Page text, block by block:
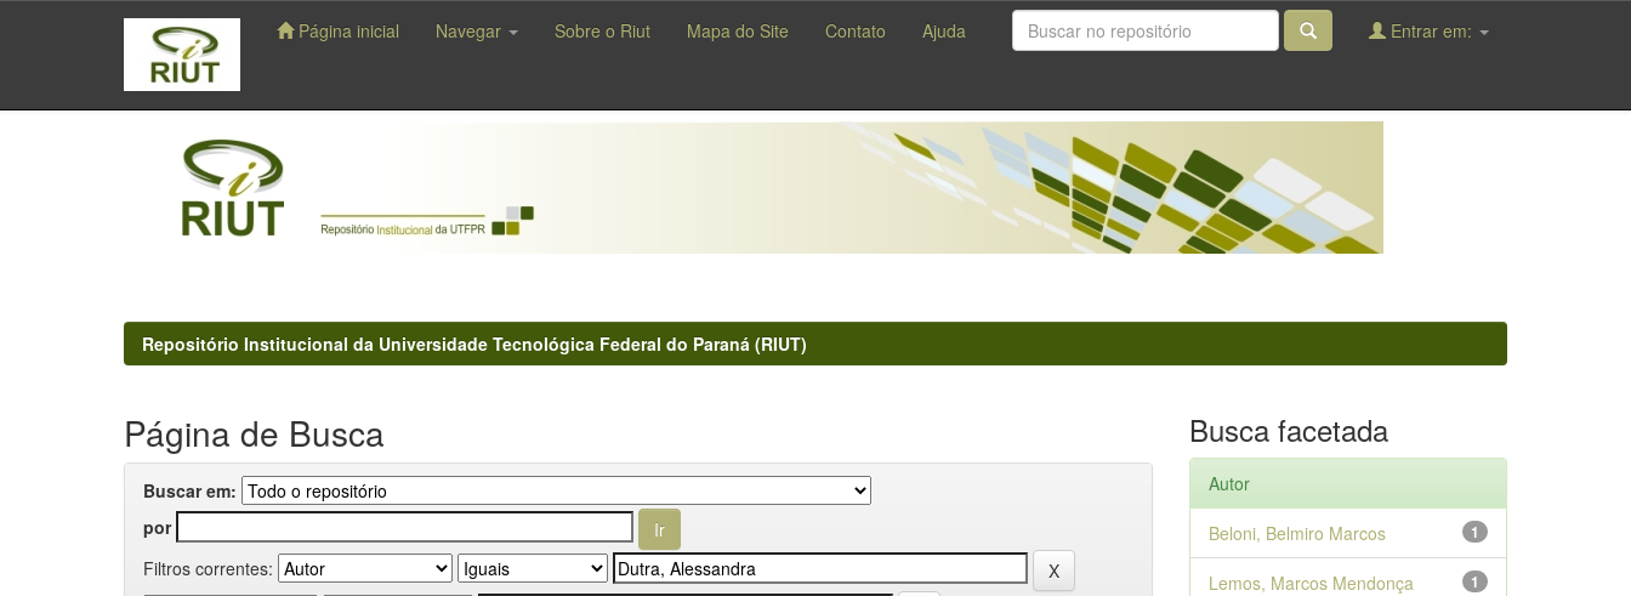
navigation
Página inicial Navegar Sobre o Riut Mapa do Site Contato Ajuda Entrar em:
Repositório Institucional da Universidade Tecnológica Federal do Paraná (RIUT)
Página de Busca
Buscar em:
por
Filtros correntes:
Busca facetada
Autor
1
Beloni, Belmiro Marcos
1
Lemos, Marcos Mendonça